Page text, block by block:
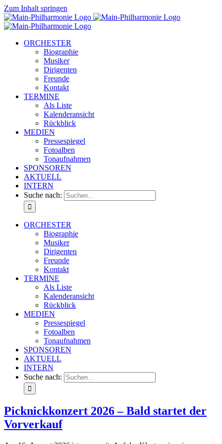
Zum Inhalt springen
ORCHESTER
Biographie
Musiker
Dirigenten
Freunde
Kontakt
TERMINE
Als Liste
Kalenderansicht
Rückblick
MEDIEN
Pressespiegel
Fotoalben
Tonaufnahmen
SPONSOREN
AKTUELL
INTERN
Suche nach:
ORCHESTER
Biographie
Musiker
Dirigenten
Freunde
Kontakt
TERMINE
Als Liste
Kalenderansicht
Rückblick
MEDIEN
Pressespiegel
Fotoalben
Tonaufnahmen
SPONSOREN
AKTUELL
INTERN
Suche nach:
Picknickkonzert 2026 – Bald startet der
Vorverkauf